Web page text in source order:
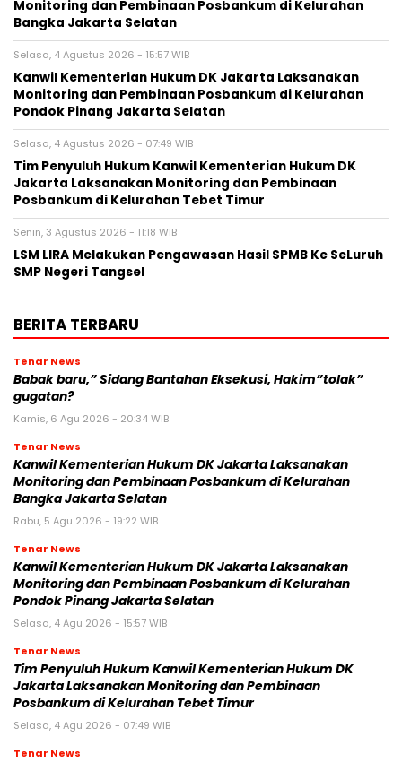
Monitoring dan Pembinaan Posbankum di Kelurahan
Bangka Jakarta Selatan
Selasa, 4 Agustus 2026 - 15:57 WIB
Kanwil Kementerian Hukum DK Jakarta Laksanakan
Monitoring dan Pembinaan Posbankum di Kelurahan
Pondok Pinang Jakarta Selatan
Selasa, 4 Agustus 2026 - 07:49 WIB
Tim Penyuluh Hukum Kanwil Kementerian Hukum DK
Jakarta Laksanakan Monitoring dan Pembinaan
Posbankum di Kelurahan Tebet Timur
Senin, 3 Agustus 2026 - 11:18 WIB
LSM LIRA Melakukan Pengawasan Hasil SPMB Ke SeLuruh
SMP Negeri Tangsel
BERITA TERBARU
Tenar News
Babak baru,” Sidang Bantahan Eksekusi, Hakim”tolak”
gugatan?
Kamis, 6 Agu 2026 - 20:34 WIB
Tenar News
Kanwil Kementerian Hukum DK Jakarta Laksanakan
Monitoring dan Pembinaan Posbankum di Kelurahan
Bangka Jakarta Selatan
Rabu, 5 Agu 2026 - 19:22 WIB
Tenar News
Kanwil Kementerian Hukum DK Jakarta Laksanakan
Monitoring dan Pembinaan Posbankum di Kelurahan
Pondok Pinang Jakarta Selatan
Selasa, 4 Agu 2026 - 15:57 WIB
Tenar News
Tim Penyuluh Hukum Kanwil Kementerian Hukum DK
Jakarta Laksanakan Monitoring dan Pembinaan
Posbankum di Kelurahan Tebet Timur
Selasa, 4 Agu 2026 - 07:49 WIB
Tenar News